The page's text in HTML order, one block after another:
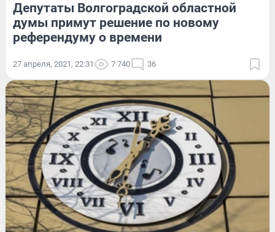
Депутаты Волгоградской областной
думы примут решение по новому
референдуму о времени
27 апреля, 2021, 22:31 7 740 36